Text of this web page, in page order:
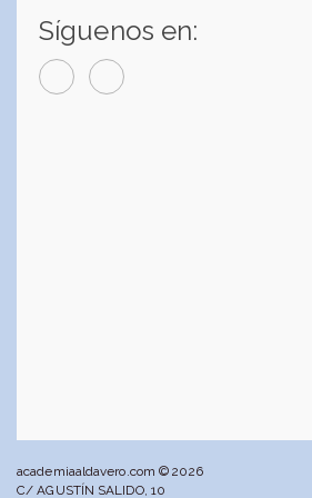
Síguenos en:
academiaaldavero.com © 2026
C/ AGUSTÍN SALIDO, 10